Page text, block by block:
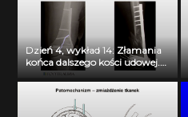
Dzień 4, wykład 14: Złamania
końca dalszego kości udowej.
Dr Marek Kolaśniewski